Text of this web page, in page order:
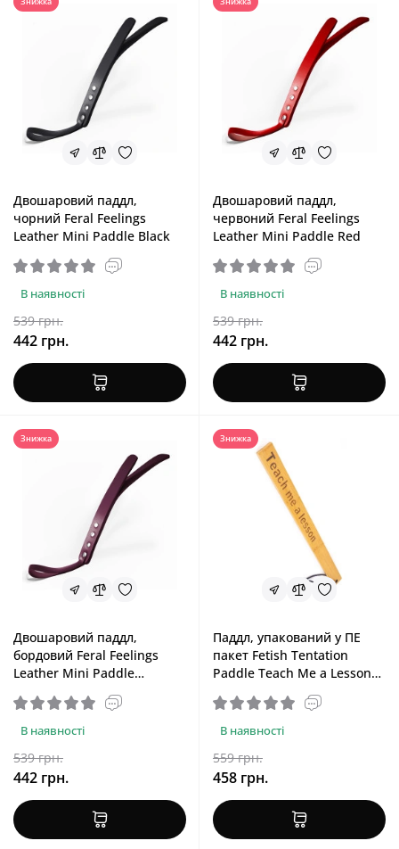
Двошаровий паддл,
чорний Feral Feelings
Leather Mini Paddle Black
В наявності
539 грн.
442 грн.
Двошаровий паддл,
червоний Feral Feelings
Leather Mini Paddle Red
В наявності
539 грн.
442 грн.
Знижка
Двошаровий паддл,
бордовий Feral Feelings
Leather Mini Paddle
В наявності
539 грн.
442 грн.
Знижка
Паддл, упакований у ПЕ
пакет Fetish Tentation
Paddle Teach Me a Lesson
В наявності
559 грн.
458 грн.